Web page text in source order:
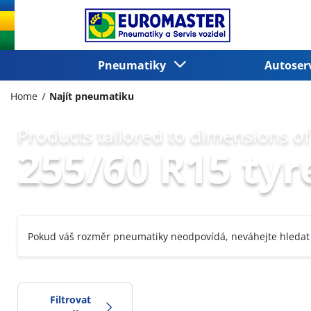
Pneumatiky
Home Najít pneumatiku
Products tailored to dimensions of
255/60 R15
Pokud váš rozměr pneumatiky neodpovídá, neváhejte
Filtrovat